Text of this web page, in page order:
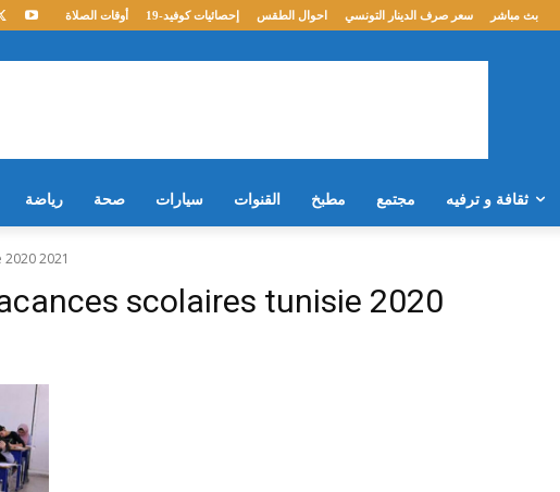
أوقات الصلاة إحصائيات كوفيد-19 احوال الطقس سعر صرف الدينار التونسي بث مباشر
ثقافة و ترفيه مجتمع مطبخ القنوات سيارات صحة رياضة
2021
scolaires tunisie 2020